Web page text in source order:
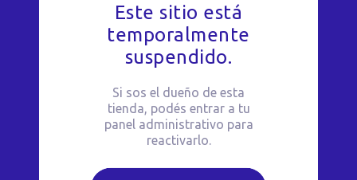
Este sitio está
temporalmente
suspendido.
Si sos el dueño de esta
tienda, podés entrar a tu
panel administrativo para
reactivarlo.